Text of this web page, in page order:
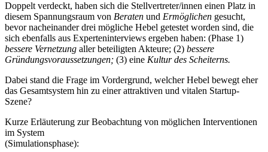
Doppelt verdeckt, haben sich die Stellvertreter/innen einen Platz in
diesem Spannungsraum von Beraten und Ermöglichen gesucht,
bevor nacheinander drei mögliche Hebel getestet worden sind, die
sich ebenfalls aus Experteninterviews ergeben haben: (Phase 1)
bessere Vernetzung aller beteiligten Akteure; (2) bessere
Gründungsvoraussetzungen; (3) eine Kultur des Scheiterns.
Dabei stand die Frage im Vordergrund, welcher Hebel bewegt eher
das Gesamtsystem hin zu einer attraktiven und vitalen Startup-
Szene?
Kurze Erläuterung zur Beobachtung von möglichen Interventionen
im System
(Simulationsphase):